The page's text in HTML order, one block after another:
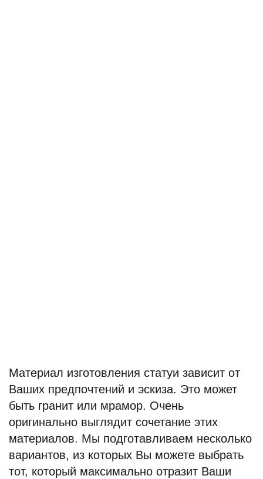
Материал изготовления статуи зависит от
Ваших предпочтений и эскиза. Это может
быть гранит или мрамор. Очень
оригинально выглядит сочетание этих
материалов. Мы подготавливаем несколько
вариантов, из которых Вы можете выбрать
тот, который максимально отразит Ваши